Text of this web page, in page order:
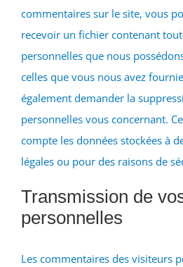
commentaires sur le site, vous
recevoir un fichier contenant
personnelles que nous
celles que vous nous avez
également demander la
personnelles vous concernant.
compte les données stockées à
légales ou pour des raisons de
Transmission de
personnelles
Les commentaires des visiteurs